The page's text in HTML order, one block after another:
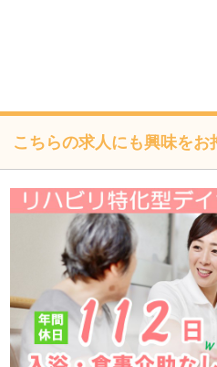
個人情報の取扱いについて
株式会社フォーテック（以下「
ライバシーポリシーを掲示し、
拠して提供されるサービス（以
す）の利用企業・団体等（以下
および本サービスをご利用にな
います）のプライバシーを尊重
こちらの求人にも興味をお